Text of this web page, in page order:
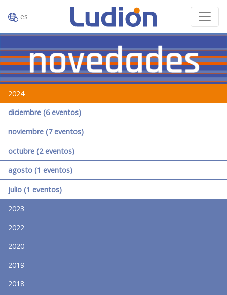
es
2024
diciembre (6 eventos)
noviembre (7 eventos)
octubre (2 eventos)
agosto (1 eventos)
julio (1 eventos)
2023
2022
2020
2019
2018